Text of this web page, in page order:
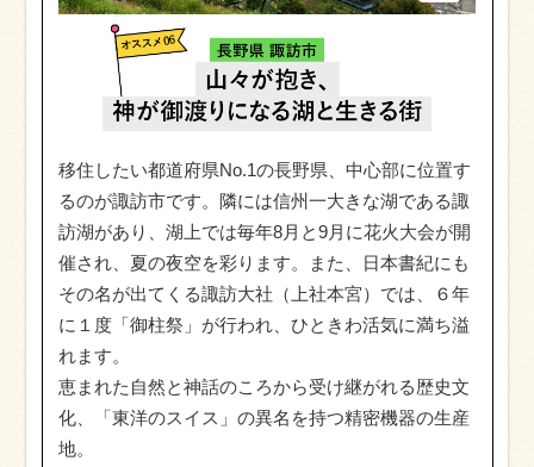
移住したい都道府県No.1の長野県、中心部に位置す
るのが諏訪市です。隣には信州一大きな湖である諏
訪湖があり、湖上では毎年8月と9月に花火大会が開
催され、夏の夜空を彩ります。また、日本書紀にも
その名が出てくる諏訪大社（上社本宮）では、６年
に１度「御柱祭」が行われ、ひときわ活気に満ち溢
れます。
恵まれた自然と神話のころから受け継がれる歴史文
化、「東洋のスイス」の異名を持つ精密機器の生産
地。